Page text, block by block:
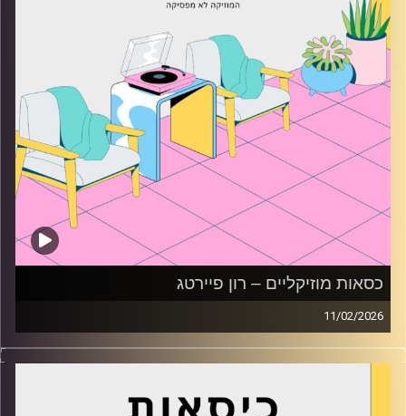
כסאות מוזיקליים – רון פיירטג
11/02/2026
כסאות מוזיקליים עם רון פיירטג